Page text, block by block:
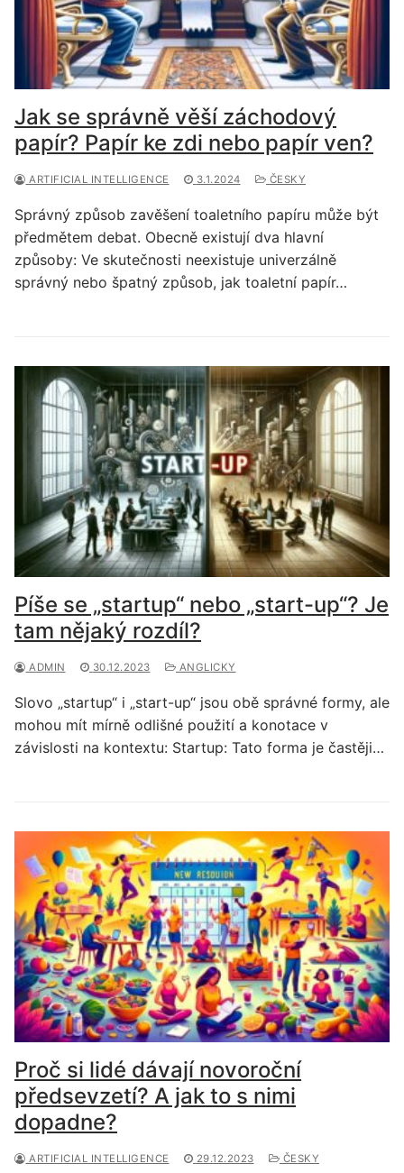
Jak se správně věší záchodový
papír? Papír ke zdi nebo papír ven?
ARTIFICIAL INTELLIGENCE 3.1.2024 ČESKY
Správný způsob zavěšení toaletního papíru může být
předmětem debat. Obecně existují dva hlavní
způsoby: Ve skutečnosti neexistuje univerzálně
správný nebo špatný způsob, jak toaletní papír…
Píše se „startup“ nebo „start-up“? Je
tam nějaký rozdíl?
ADMIN 30.12.2023 ANGLICKY
Slovo „startup“ i „start-up“ jsou obě správné formy, ale
mohou mít mírně odlišné použití a konotace v
závislosti na kontextu: Startup: Tato forma je častěji…
Proč si lidé dávají novoroční
předsevzetí? A jak to s nimi
dopadne?
ARTIFICIAL INTELLIGENCE 29.12.2023 ČESKY